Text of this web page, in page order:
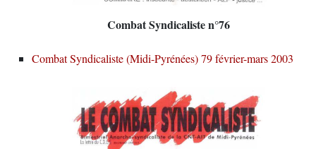
Combat Syndicaliste n°76
Combat Syndicaliste (Midi-Pyrénées) 79 février-mars 2003